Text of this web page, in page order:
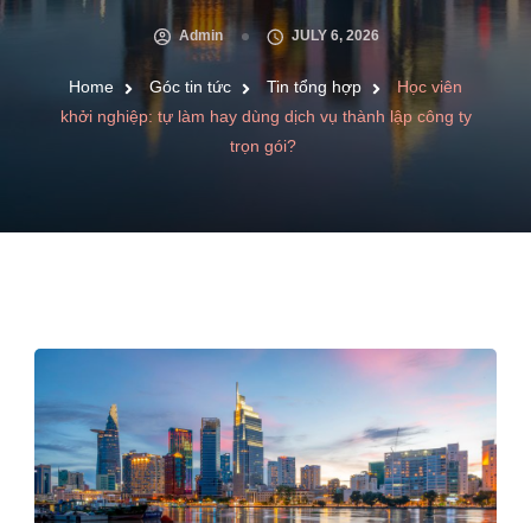
Admin JULY 6, 2026
Home Góc tin tức Tin tổng hợp
Học viên
khởi nghiệp: tự làm hay dùng dịch vụ thành lập công ty
trọn gói?